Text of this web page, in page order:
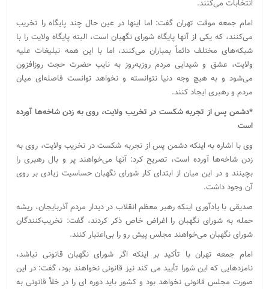
انتخابات می‌کنند.
امام جمعه موقت تهران گفت: اما اینها در عین حال چند پایگاه را تخریب
می‌کنند، که یکی از آنها پایگاه شورای نگهبان است، البته پایگاه ولایت را با
شبکه‌های مختلف دائماً بمباران می‌کنند، اما با این همه تبلیغات علیه
ولایت، عشق و شیدایی مردم روزبه‌روز به نایب حضرت حجت روزافزون
می‌شود و به هیچ وجه دنیا نتوانسته و نخواهد توانست فاصله‌ای میان
مردم و رهبری ایجاد کنند.
*دشمن پس از تجربه شکست در تخریب ولایت، روی به زدن شاخه‌ها آورده
است
وی با اشاره به اینکه دشمن پس از تجربه شکست در تخریب ولایت، روی به
زدن شاخه‌ها آورده است، تصریح کرد: آنها می‌خواهند پر و بال رهبری را
بچینند و در این میان از ابتدای کار شورای نگهبان حساسیت زیادی بر روی
آن وجود داشت.
صدیقی با یادآوری اینکه رهبر معظم انقلاب در دیدار مردم آذربایجان، ریشه
حمله به شورای نگهبان را اغراض خاص ذکر کردند، گفت: تخریب‌کنندگان
شورای نگهبان می‌خواهند مجلس پیش رو را بی‌اعتبار کنند.
امام جمعه تهران با تأکید بر اینکه اگر شورای نگهبان قانونی نباشد،
نامزدهایی که این شورا تأیید می کند نیز قانونی نخواهند بود، گفت: در این
صورت مجلس قانونی نخواهد بود و کشور باید دوره ای را در خلأ قانونی به